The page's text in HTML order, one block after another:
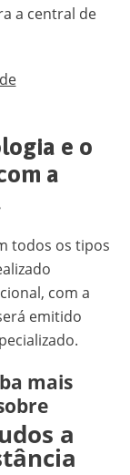
a central de
e o
a
todos os tipos
com a
emitido
mais
a